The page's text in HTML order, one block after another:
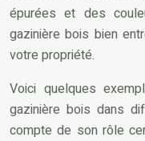
épurées et des
gazinière bois bien
votre propriété.
Voici quelques
gazinière bois dans
compte de son rôle